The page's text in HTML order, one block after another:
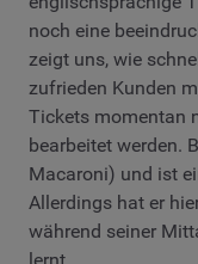
noch eine
zeigt uns, wie
zufrieden Kunden
Tickets momentan
bearbeitet werden.
Macaroni) und ist
Allerdings hat er
während seiner